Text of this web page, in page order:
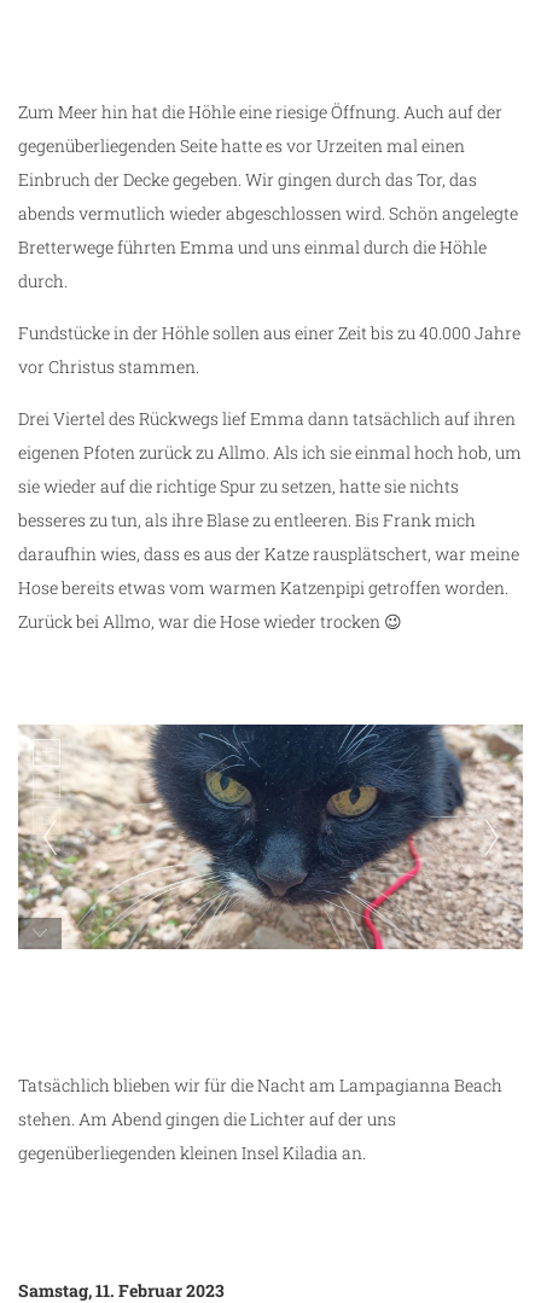
Zum Meer hin hat die Höhle eine riesige Öffnung. Auch auf der
gegenüberliegenden Seite hatte es vor Urzeiten mal einen
Einbruch der Decke gegeben. Wir gingen durch das Tor, das
abends vermutlich wieder abgeschlossen wird. Schön angelegte
Bretterwege führten Emma und uns einmal durch die Höhle
durch.
Fundstücke in der Höhle sollen aus einer Zeit bis zu 40.000 Jahre
vor Christus stammen.
Drei Viertel des Rückwegs lief Emma dann tatsächlich auf ihren
eigenen Pfoten zurück zu Allmo. Als ich sie einmal hoch hob, um
sie wieder auf die richtige Spur zu setzen, hatte sie nichts
besseres zu tun, als ihre Blase zu entleeren. Bis Frank mich
daraufhin wies, dass es aus der Katze rausplätschert, war meine
Hose bereits etwas vom warmen Katzenpipi getroffen worden.
Zurück bei Allmo, war die Hose wieder trocken 😉
Tatsächlich blieben wir für die Nacht am Lampagianna Beach
stehen. Am Abend gingen die Lichter auf der uns
gegenüberliegenden kleinen Insel Kiladia an.
Samstag, 11. Februar 2023